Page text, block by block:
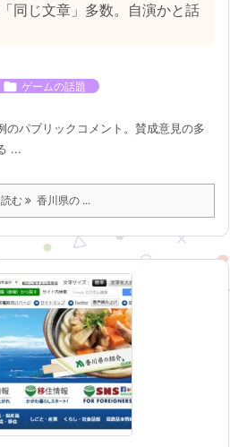
同じ文章」多数。自演かと話
 ゲームの話題
のパブリックコメント。賛成意見の多
...
む 香川県の ...